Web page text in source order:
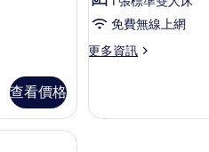
查看價格
1
張
雙
免費無線上網
更多資訊
更
客